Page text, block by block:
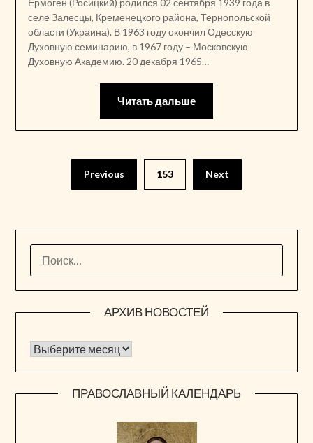
Ермоген (Росицкий) родился 02 сентября 1939 года в
селе Залесцы, Кременецкого района, Тернопольской
области (Украина). В 1963 году окончил Одесскую
Духовную семинарию, в 1967 году – Московскую
Духовную Академию. 20 декабря 1965…
Читать дальше
Пагинация
записей
Previous 153 Next
АРХИВ НОВОСТЕЙ
Архив новостей
ПРАВОСЛАВНЫЙ КАЛЕНДАРЬ